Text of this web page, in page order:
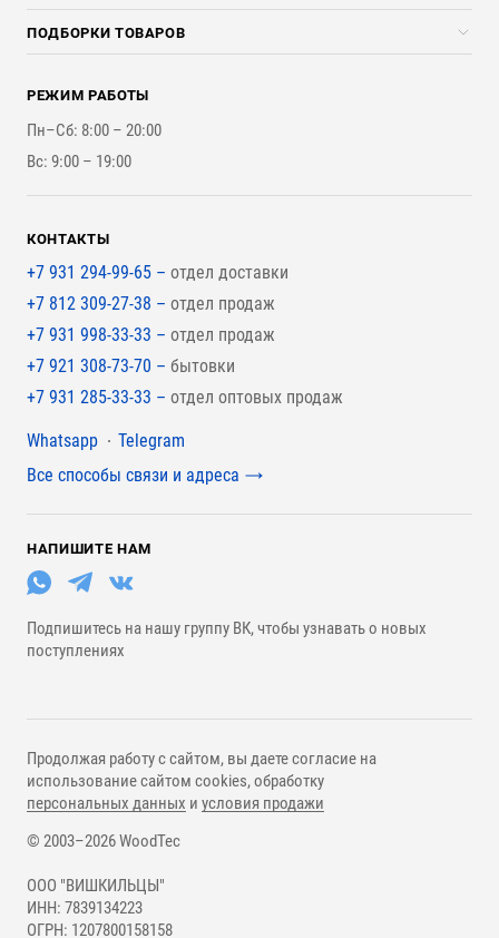
Доставка и разгрузка
Оплата и Возврат
Наши работы
Погонажные изделия
Брикеты, Дрова, Стружка
Стройматериалы
Инструменты
ПОДБОРКИ ТОВАРОВ
Для бутерброда стены
Для наружной отделки
Для покрытия крыши
РЕЖИМ РАБОТЫ
Пн–Сб: 8:00 – 20:00
Вс: 9:00 – 19:00
КОНТАКТЫ
+7 931 294-99-65 – отдел доставки
+7 812 309-27-38 – отдел продаж
+7 931 998-33-33 – отдел продаж
+7 921 308-73-70 – бытовки
+7 931 285-33-33 – отдел оптовых продаж
Мессенджеры
Whatsapp
Telegram
Все способы связи и адреса
НАПИШИТЕ НАМ
Подпишитесь на нашу группу ВК, чтобы узнавать о новых
поступлениях
© 2003–2026 WoodTec
ООО "ВИШКИЛЬЦЫ"
ИНН: 7839134223
ОГРН: 1207800158158
Продолжая работу с сайтом, вы даете согласие на
использование сайтом cookies, обработку
персональных данных и условия продажи